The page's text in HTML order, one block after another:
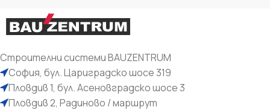
Строителни системи BAUZENTRUM
София, бул. Цариградско шосе 319
Пловдив 1, бул. Асеновградско шосе 3
Пловдив 2, Радиново / маршрут